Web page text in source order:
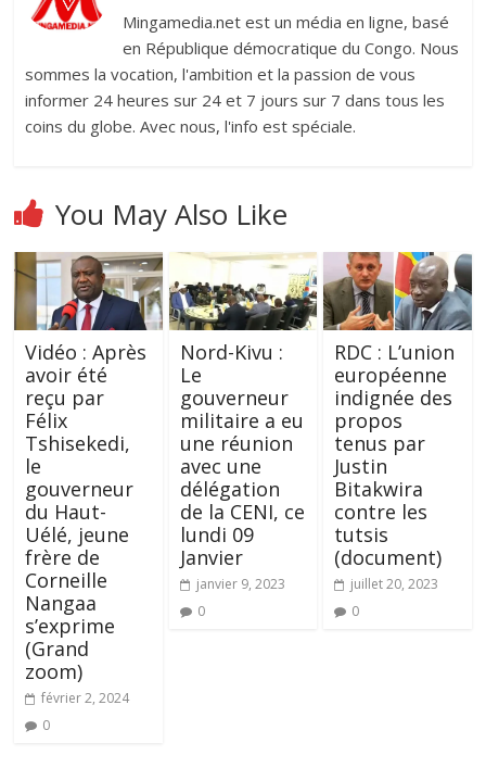
Mingamedia.net est un média en ligne, basé
en République démocratique du Congo. Nous
sommes la vocation, l'ambition et la passion de vous
informer 24 heures sur 24 et 7 jours sur 7 dans tous les
coins du globe. Avec nous, l'info est spéciale.
You May Also Like
Vidéo : Après
avoir été
reçu par
Félix
Tshisekedi,
le
gouverneur
du Haut-
Uélé, jeune
frère de
Corneille
Nangaa
s’exprime
(Grand
zoom)
février 2, 2024
0
Nord-Kivu :
Le
gouverneur
militaire a eu
une réunion
avec une
délégation
de la CENI, ce
lundi 09
Janvier
janvier 9, 2023
0
RDC : L’union
européenne
indignée des
propos
tenus par
Justin
Bitakwira
contre les
tutsis
(document)
juillet 20, 2023
0